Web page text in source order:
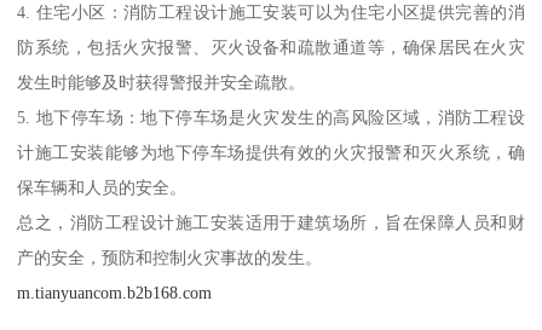
4. 住宅小区：消防工程设计施工安装可以为住宅小区提供完善的消
防系统，包括火灾报警、灭火设备和疏散通道等，确保居民在火灾
发生时能够及时获得警报并安全疏散。
5. 地下停车场：地下停车场是火灾发生的高风险区域，消防工程设
计施工安装能够为地下停车场提供有效的火灾报警和灭火系统，确
保车辆和人员的安全。
总之，消防工程设计施工安装适用于建筑场所，旨在保障人员和财
产的安全，预防和控制火灾事故的发生。
m.tianyuancom.b2b168.com